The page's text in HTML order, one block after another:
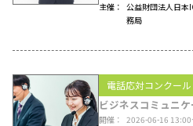
主催
公益財団法人日本
務局
電話応対コンクール
ビジネスコミュニ
開催
2026-06-16